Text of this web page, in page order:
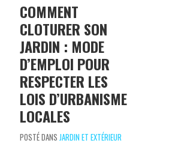
COMMENT
CLOTURER SON
JARDIN : MODE
D’EMPLOI POUR
RESPECTER LES
LOIS D’URBANISME
LOCALES
POSTÉ DANS JARDIN ET EXTÉRIEUR